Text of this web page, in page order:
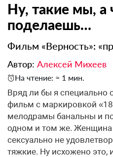
Ну, такие мы, а
поделаешь…
Фильм «Верность»:
Автор: Алексей Михеев
На чтение: ≈ 1 мин.
Вряд ли бы я специально
фильм с маркировкой
мелодрамы банальны и
одном и том же. Женщина
сексуально не
тяжкие. Ну исхожено